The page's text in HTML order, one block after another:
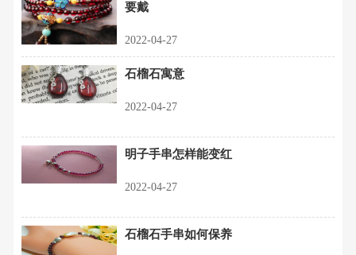
要戴
2022-04-27
石榴石寓意
2022-04-27
明子手串怎样能变红
2022-04-27
石榴石手串如何保养